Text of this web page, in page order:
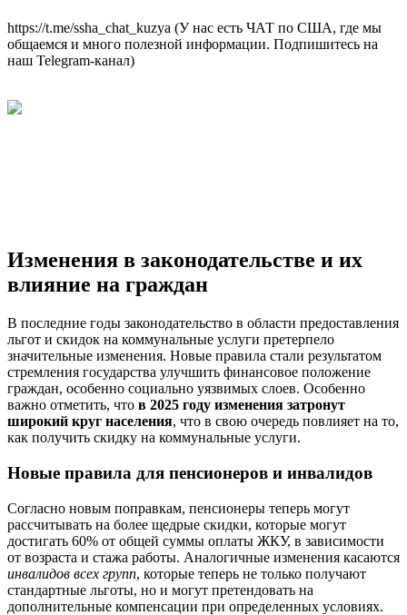
https://t.me/ssha_chat_kuzya (У нас есть ЧАТ по США, где мы
общаемся и много полезной информации. Подпишитесь на
наш Telegram-канал)
Изменения в законодательстве и их
влияние на граждан
В последние годы законодательство в области предоставления
льгот и скидок на коммунальные услуги претерпело
значительные изменения. Новые правила стали результатом
стремления государства улучшить финансовое положение
граждан, особенно социально уязвимых слоев. Особенно
важно отметить, что в 2025 году изменения затронут
широкий круг населения, что в свою очередь повлияет на то,
как получить скидку на коммунальные услуги.
Новые правила для пенсионеров и инвалидов
Согласно новым поправкам, пенсионеры теперь могут
рассчитывать на более щедрые скидки, которые могут
достигать 60% от общей суммы оплаты ЖКУ, в зависимости
от возраста и стажа работы. Аналогичные изменения касаются
инвалидов всех групп, которые теперь не только получают
стандартные льготы, но и могут претендовать на
дополнительные компенсации при определенных условиях.